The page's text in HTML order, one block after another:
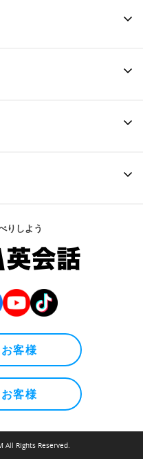
りしよう
客様
客様
All Rights Reserved.